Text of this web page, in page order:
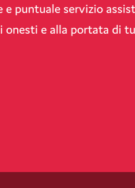
puntuale servizio
onesti e alla portata di